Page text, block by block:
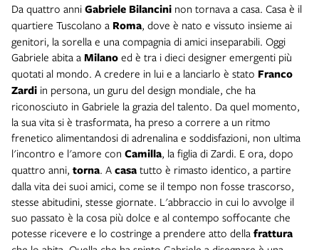
Da quattro anni Gabriele Bilancini non tornava a casa. Casa è il
quartiere Tuscolano a Roma, dove è nato e vissuto insieme ai
genitori, la sorella e una compagnia di amici inseparabili. Oggi
Gabriele abita a Milano ed è tra i dieci designer emergenti più
quotati al mondo. A credere in lui e a lanciarlo è stato Franco
Zardi in persona, un guru del design mondiale, che ha
riconosciuto in Gabriele la grazia del talento. Da quel momento,
la sua vita si è trasformata, ha preso a correre a un ritmo
frenetico alimentandosi di adrenalina e soddisfazioni, non ultima
l'incontro e l'amore con Camilla, la figlia di Zardi. E ora, dopo
quattro anni, torna. A casa tutto è rimasto identico, a partire
dalla vita dei suoi amici, come se il tempo non fosse trascorso,
stesse abitudini, stesse giornate. L'abbraccio in cui lo avvolge il
suo passato è la cosa più dolce e al contempo soffocante che
potesse ricevere e lo costringe a prendere atto della frattura